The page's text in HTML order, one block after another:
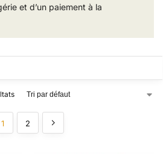
et d’un paiement à la
1 2